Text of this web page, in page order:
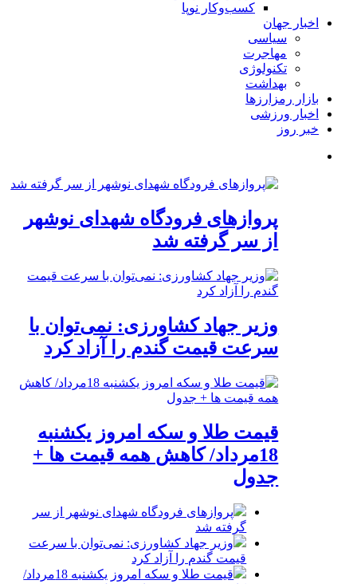
کسب‌وکار نوپا
اخبار جهان
سیاسی
مهاجرت
تکنولوژی
بهداشت
بازار رمزارزها
اخبار ورزشی
خبر روز
پروازهای فرودگاه شهدای نوشهر
از سر گرفته شد
وزیر جهاد کشاورزی: نمی‌توان با
سرعت قیمت گندم را آزاد کرد
قیمت طلا و سکه امروز یکشنبه
18مرداد/ کاهش همه قیمت ها +
جدول
پروازهای فرودگاه شهدای نوشهر از سر
گرفته شد
وزیر جهاد کشاورزی: نمی‌توان با سرعت
قیمت گندم را آزاد کرد
قیمت طلا و سکه امروز یکشنبه 18مرداد/